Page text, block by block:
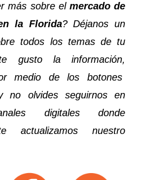
más sobre el mercado de
la Florida? Déjanos un
todos los temas de tu
gusto la información,
medio de los botones
no olvides seguirnos en
digitales donde
actualizamos nuestro